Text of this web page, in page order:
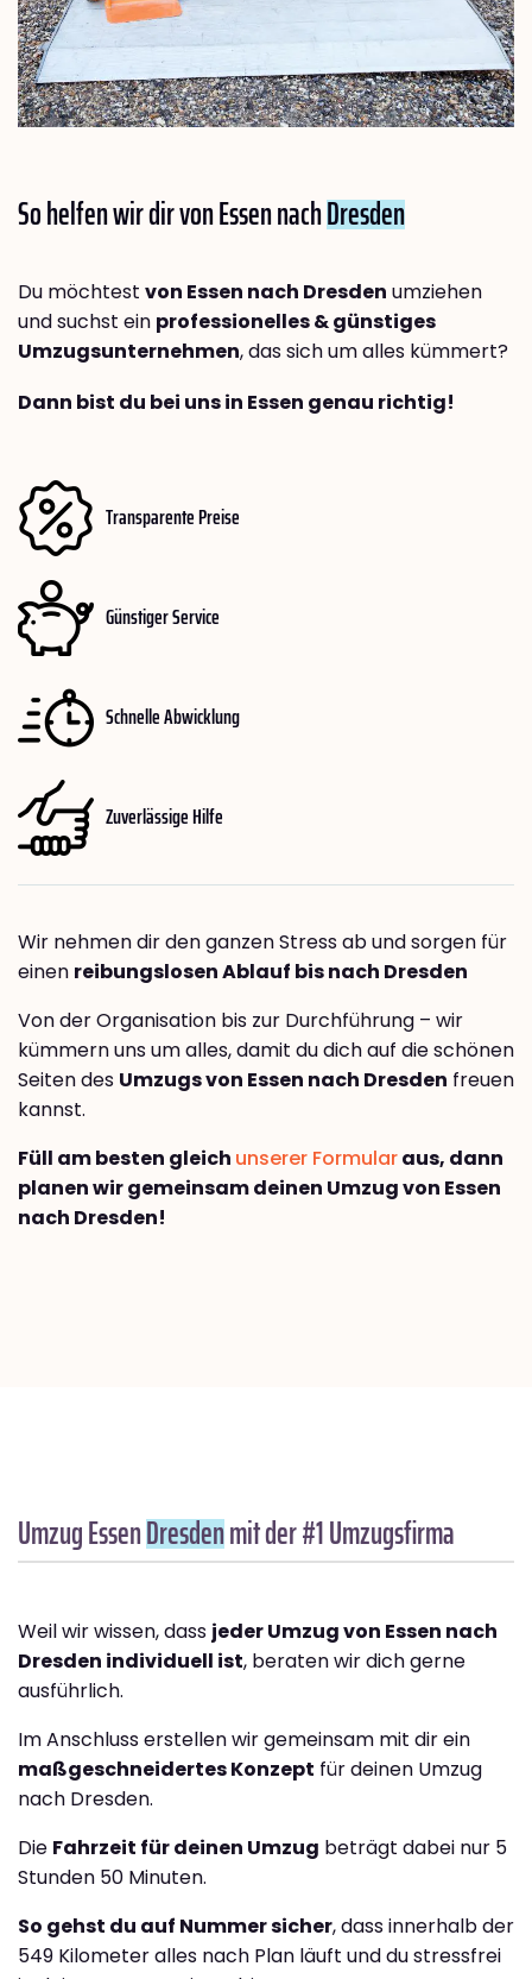
So helfen wir dir von Essen nachDresden
Du möchtest von Essen nach Dresden umziehen
und suchst ein professionelles & günstiges
Umzugsunternehmen, das sich um alles kümmert?
Dann bist du bei uns in Essen genau richtig!
Transparente Preise
Günstiger Service
Schnelle Abwicklung
Zuverlässige Hilfe
Wir nehmen dir den ganzen Stress ab und sorgen für
einen reibungslosen Ablauf bis nach Dresden
Von der Organisation bis zur Durchführung – wir
kümmern uns um alles, damit du dich auf die schönen
Seiten des Umzugs von Essen nach Dresden freuen
kannst.
Füll am besten gleich unserer Formularaus, dann
planen wir gemeinsam deinen Umzug von Essen
nach Dresden!
Umzug EssenDresdenmit der #1 Umzugsfirma
Weil wir wissen, dass jeder Umzug von Essen nach
Dresden individuell ist, beraten wir dich gerne
ausführlich.
Im Anschluss erstellen wir gemeinsam mit dir ein
maßgeschneidertes Konzept für deinen Umzug
nach Dresden.
Die Fahrzeit für deinen Umzug beträgt dabei nur 5
Stunden 50 Minuten.
So gehst du auf Nummer sicher, dass innerhalb der
549 Kilometer alles nach Plan läuft und du stressfrei